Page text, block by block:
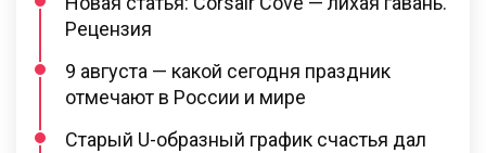
Рецензия
9 августа — какой сегодня праздник
отмечают в России и мире
Старый U-образный график счастья дал